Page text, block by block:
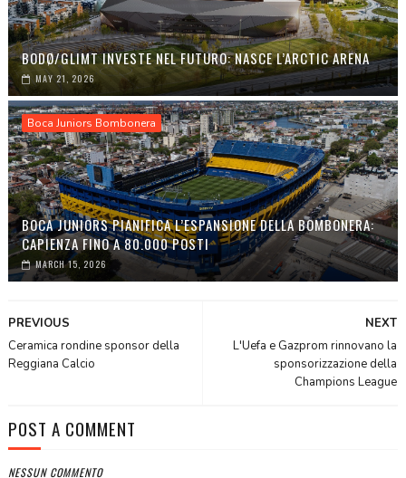
BODØ/GLIMT INVESTE NEL FUTURO: NASCE L’ARCTIC ARENA
MAY 21, 2026
Boca Juniors Bombonera
BOCA JUNIORS PIANIFICA L’ESPANSIONE DELLA BOMBONERA:
CAPIENZA FINO A 80.000 POSTI
MARCH 15, 2026
NEXT
L'Uefa e Gazprom rinnovano la
sponsorizzazione della
Champions League
PREVIOUS
Ceramica rondine sponsor della
Reggiana Calcio
POST A COMMENT
NESSUN COMMENTO